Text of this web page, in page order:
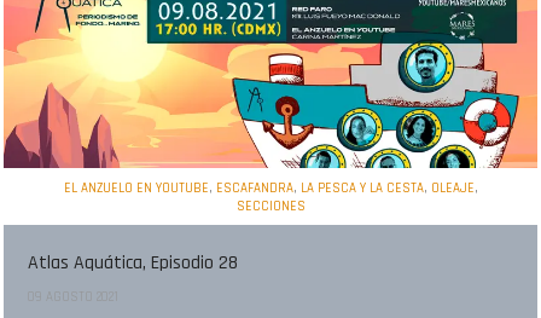
EL ANZUELO EN YOUTUBE, ESCAFANDRA, LA PESCA Y LA CESTA, OLEAJE,
SECCIONES
Atlas Aquática, Episodio 28
09 AGOSTO 2021